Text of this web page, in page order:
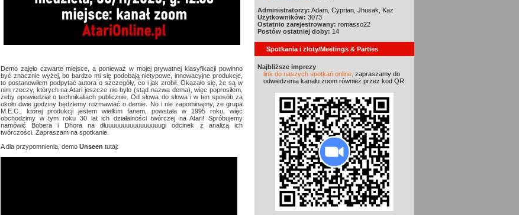
Demo zajęło czwarte miejsce, a ponieważ w mojej prywatnej klasyfikacji powinno
być znacznie wyżej, bo bardzo mi się podobają nietypowe, innowacyjne produkcje,
to postanowiłem podpytać autora o szczegóły, co i jak zrobił. Okazało się, że są w
nim rzeczy, których na Atari jeszcze nie było (stąd nazwa dema), więc poprosiłem,
żeby opowiedział o technikaliach publicznie. Od słowa do słowa i w ten sposób za
około dwie godziny będziemy rozmawiać o demie. No i nie zapominajmy, że grupa
M.E.C., której produkcji jestem wielkim fanem, powstała w 1995 roku, więc
obchodzimy w tym roku 30 lat ich działalności twórczej na Atari! Spróbujemy
namówić Bobera i Dhora na dłuuuuuuuuuuuuuuuugi odcinek z analizą ich
twórczości. Zapraszam na spotkanie.
A dla przypomnienia, demo Unseen tutaj:
Administratorzy: Adam, Cyprian, Jhusak, Kaz
Użytkowników: 3073
Ostatnio zarejestrowany: romasso22
Postów ostatniej doby: 14
Spotkania i zloty/Meetings & Parties
Najbliższe imprezy
link do naszych spotkań online, zapraszamy do
odwiedzenia kanału zoom również przez kod QR: